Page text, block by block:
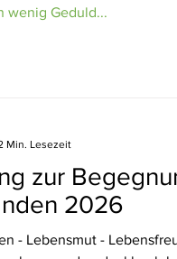
wenig Geduld...
zur
2026
- Lebensmut -
Min. Lesezeit